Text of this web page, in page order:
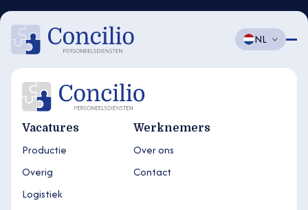
NL
Vacatures
Productie
Overig
Logistiek
Werknemers
Over ons
Contact